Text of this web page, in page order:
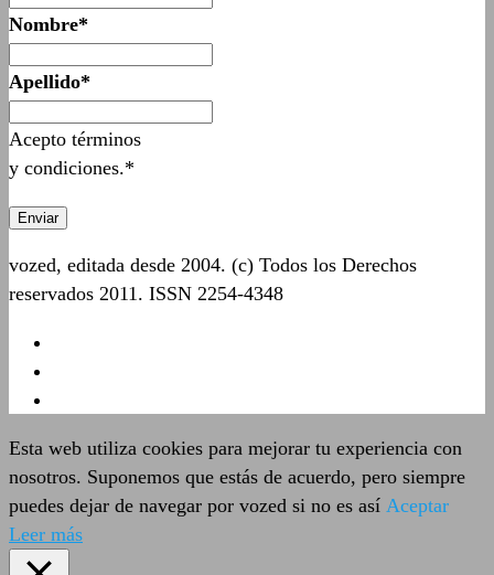
Nombre*
Apellido*
Acepto términos
y condiciones.*
vozed, editada desde 2004. (c) Todos los Derechos
reservados 2011. ISSN 2254-4348
Esta web utiliza cookies para mejorar tu experiencia con
nosotros. Suponemos que estás de acuerdo, pero siempre
puedes dejar de navegar por vozed si no es así Aceptar
Leer más